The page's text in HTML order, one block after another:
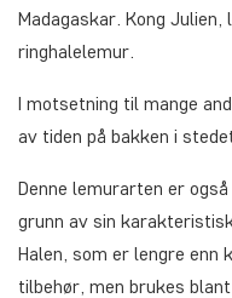
Madagaskar. Kong
ringhalelemur.
I motsetning til mange
av tiden på bakken i
Denne lemurarten er
grunn av sin
Halen, som er lengre
tilbehør, men brukes